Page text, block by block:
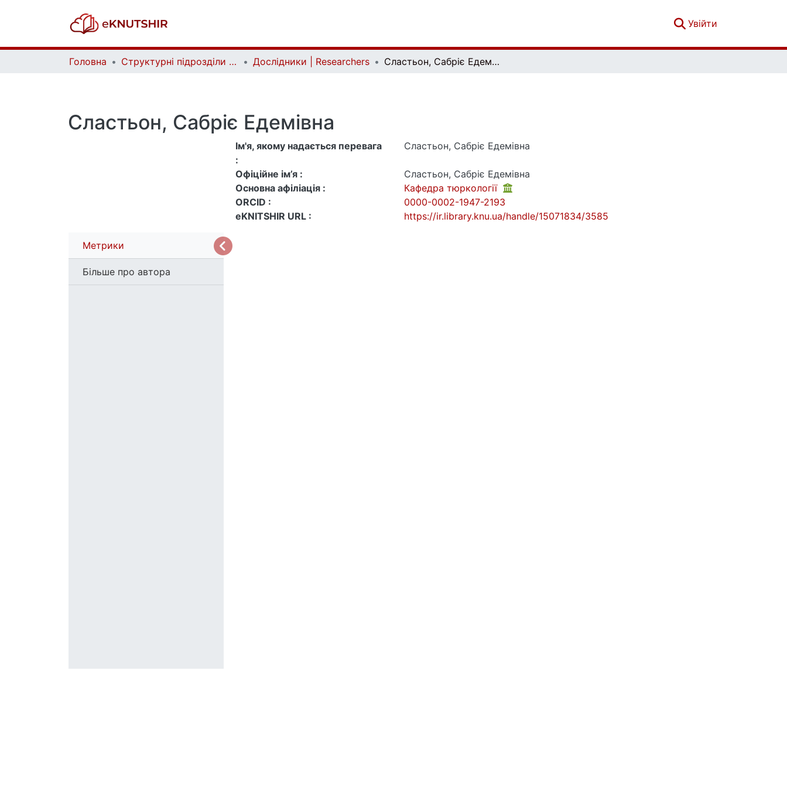
Увійти
Головна Структурні підрозділи Київського національного університету імені Тараса Шевченка та Організації | Faculties, Institutes and Departments of Taras Shevchenko National University of Kyiv and Organizations Дослідники | Researchers Сластьон, Сабріє Едемівна
Сластьон, Сабріє Едемівна
Ім'я, якому надається перевага
:
Сластьон, Сабріє Едемівна
Офіційне ім’я :
Сластьон, Сабріє Едемівна
Основна афіліація :
Кафедра тюркології
ORCID :
0000-0002-1947-2193
eKNITSHIR URL :
https://ir.library.knu.ua/handle/15071834/3585
Метрики
Більше про автора